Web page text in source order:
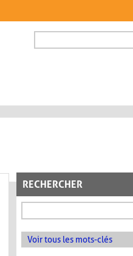
FORMULAIRE DE
RECHERCHER
Voir tous les mots-clés